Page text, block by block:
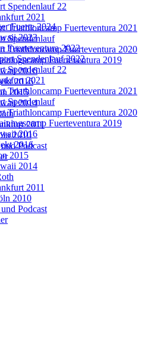
Spendenlauf 22
2021
Triathloncamp Fuerteventura 2021
Spendenlauf
Triathloncamp Fuerteventura 2020
Fuerteventura 2019
2016
2016
2015
2014
2011
2010
Podcast
Fuerte 2024
2023
Fuerteventura 2022
Spendenlauf 2022
Spendenlauf 22
2021
Triathloncamp Fuerteventura 2021
Spendenlauf
Triathloncamp Fuerteventura 2020
Fuerteventura 2019
2016
2016
2015
2014
2011
2010
Podcast